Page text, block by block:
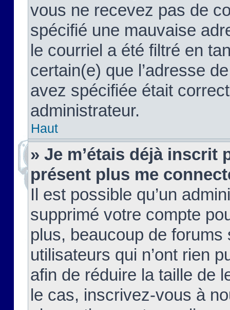
vous ne recevez pas de
spécifié une mauvaise
le courriel a été filtré en
certain(e) que l’adresse
avez spécifiée était
administrateur.
Haut
» Je m’étais déjà inscrit
présent plus me
Il est possible qu’un
supprimé votre compte
plus, beaucoup de
utilisateurs qui n’ont rien
afin de réduire la taille de
le cas, inscrivez-vous à